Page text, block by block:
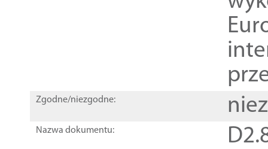
Zgodne/niezgodne:
Nazwa dokumentu: